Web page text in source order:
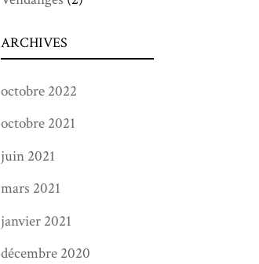
ARCHIVES
octobre 2022
octobre 2021
juin 2021
mars 2021
janvier 2021
décembre 2020